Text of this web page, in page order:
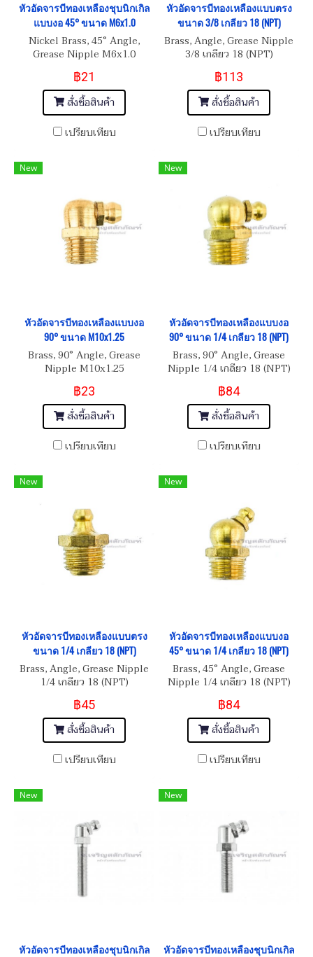
หัวอัดจารบีทองเหลืองชุบนิกเกิล
แบบงอ 45° ขนาด M6x1.0
Nickel Brass, 45° Angle,
Grease Nipple M6x1.0
฿21
สั่งซื้อสินค้า
เปรียบเทียบ
หัวอัดจารบีทองเหลืองแบบตรง
ขนาด 3/8 เกลียว 18 (NPT)
Brass, Angle, Grease Nipple
3/8 เกลียว 18 (NPT)
฿113
สั่งซื้อสินค้า
เปรียบเทียบ
New
หัวอัดจารบีทองเหลืองแบบงอ
90° ขนาด M10x1.25
Brass, 90° Angle, Grease
Nipple M10x1.25
฿23
สั่งซื้อสินค้า
เปรียบเทียบ
New
หัวอัดจารบีทองเหลืองแบบงอ
90° ขนาด 1/4 เกลียว 18 (NPT)
Brass, 90° Angle, Grease
Nipple 1/4 เกลียว 18 (NPT)
฿84
สั่งซื้อสินค้า
เปรียบเทียบ
New
หัวอัดจารบีทองเหลืองแบบตรง
ขนาด 1/4 เกลียว 18 (NPT)
Brass, Angle, Grease Nipple
1/4 เกลียว 18 (NPT)
฿45
สั่งซื้อสินค้า
เปรียบเทียบ
New
หัวอัดจารบีทองเหลืองแบบงอ
45° ขนาด 1/4 เกลียว 18 (NPT)
Brass, 45° Angle, Grease
Nipple 1/4 เกลียว 18 (NPT)
฿84
สั่งซื้อสินค้า
เปรียบเทียบ
New
หัวอัดจารบีทองเหลืองชุบนิกเกิล
New
หัวอัดจารบีทองเหลืองชุบนิกเกิล